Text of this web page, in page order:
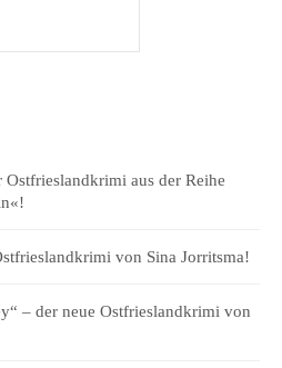
Ostfrieslandkrimi aus der Reihe
von Sina Jorritsma!
– der neue Ostfrieslandkrimi von